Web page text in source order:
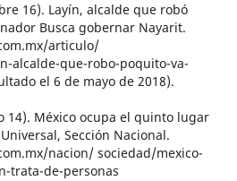
16). Layín, alcalde que robó
Busca gobernar Nayarit.
articulo/
alcalde-que-robo-poquito-va-
el 6 de mayo de 2018).
14). México ocupa el quinto lugar
Sección Nacional.
nacion/ sociedad/mexico-
trata-de-personas